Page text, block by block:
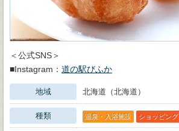
＜公式SNS＞
■Instagram： 道の駅びふか
地域 北海道（北海道）
種類 温泉・入浴施設 ショッピング